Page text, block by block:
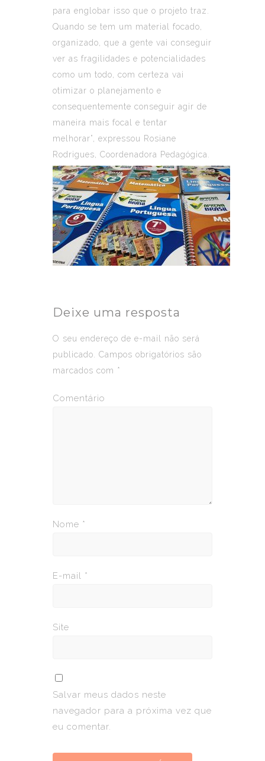
para englobar isso que o projeto traz.
Quando se tem um material focado,
organizado, que a gente vai conseguir
ver as fragilidades e potencialidades
como um todo, com certeza vai
otimizar o planejamento e
consequentemente conseguir agir de
maneira mais focal e tentar
melhorar”, expressou Rosiane
Rodrigues, Coordenadora Pedagógica.
Deixe uma resposta
O seu endereço de e-mail não será
publicado.
Campos obrigatórios são
marcados com *
Comentário
Nome *
E-mail *
Site
Salvar meus dados neste
navegador para a próxima vez que
eu comentar.